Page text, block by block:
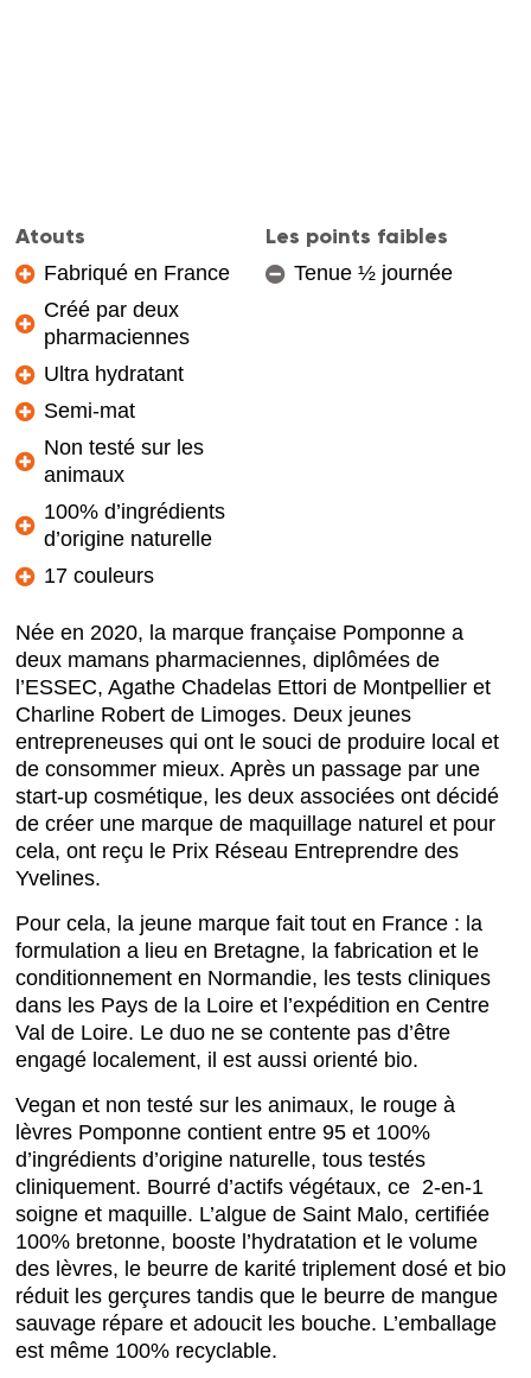
Atouts
Fabriqué en France
Créé par deux
pharmaciennes
Ultra hydratant
Semi-mat
Non testé sur les
animaux
100% d’ingrédients
d’origine naturelle
17 couleurs
Les points faibles
Tenue ½ journée
Née en 2020, la marque française Pomponne a
deux mamans pharmaciennes, diplômées de
l’ESSEC, Agathe Chadelas Ettori de Montpellier et
Charline Robert de Limoges. Deux jeunes
entrepreneuses qui ont le souci de produire local et
de consommer mieux. Après un passage par une
start-up cosmétique, les deux associées ont décidé
de créer une marque de maquillage naturel et pour
cela, ont reçu le Prix Réseau Entreprendre des
Yvelines.
Pour cela, la jeune marque fait tout en France : la
formulation a lieu en Bretagne, la fabrication et le
conditionnement en Normandie, les tests cliniques
dans les Pays de la Loire et l’expédition en Centre
Val de Loire. Le duo ne se contente pas d’être
engagé localement, il est aussi orienté bio.
Vegan et non testé sur les animaux, le rouge à
lèvres Pomponne contient entre 95 et 100%
d’ingrédients d’origine naturelle, tous testés
cliniquement. Bourré d’actifs végétaux, ce 2-en-1
soigne et maquille. L’algue de Saint Malo, certifiée
100% bretonne, booste l’hydratation et le volume
des lèvres, le beurre de karité triplement dosé et bio
réduit les gerçures tandis que le beurre de mangue
sauvage répare et adoucit les bouche. L’emballage
est même 100% recyclable.